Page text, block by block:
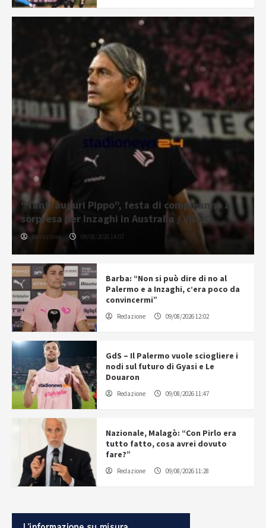
“Tanti auguri Pippo”, festa di compleanno a
sorpresa per Inzaghi in Australia / VIDEO
Redazione 09/08/2026 14:07
Barba: “Non si può dire di no al
Palermo e a Inzaghi, c’era poco da
convincermi”
Redazione 09/08/2026 12:02
GdS – Il Palermo vuole sciogliere i
nodi sul futuro di Gyasi e Le
Douaron
Redazione 09/08/2026 11:47
Nazionale, Malagò: “Con Pirlo era
tutto fatto, cosa avrei dovuto
fare?”
Redazione 09/08/2026 11:28